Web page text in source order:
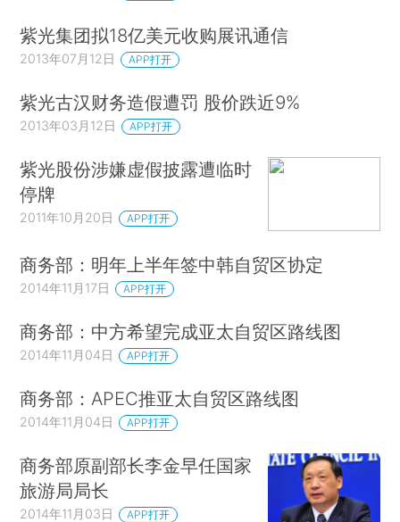
紫光集团拟18亿美元收购展讯通信
2013年07月12日 APP打开
紫光古汉财务造假遭罚 股价跌近9%
2013年03月12日 APP打开
紫光股份涉嫌虚假披露遭临时
停牌
2011年10月20日 APP打开
商务部：明年上半年签中韩自贸区协定
2014年11月17日 APP打开
商务部：中方希望完成亚太自贸区路线图
2014年11月04日 APP打开
商务部：APEC推亚太自贸区路线图
2014年11月04日 APP打开
商务部原副部长李金早任国家
旅游局局长
2014年11月03日 APP打开